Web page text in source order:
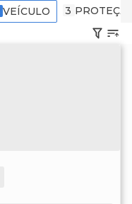
VEÍCULO 3